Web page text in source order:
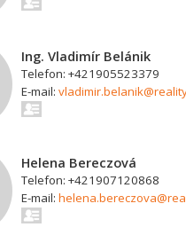
Ing. Vladimír Belánik
Telefon: +421905523379
E-mail:
Helena Bereczová
Telefon: +421907120868
E-mail: